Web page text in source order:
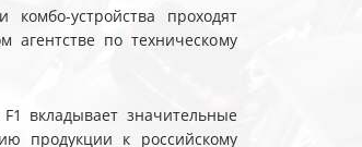
комбо-устройства проходят
агентстве по техническому
вкладывает значительные
продукции к российскому